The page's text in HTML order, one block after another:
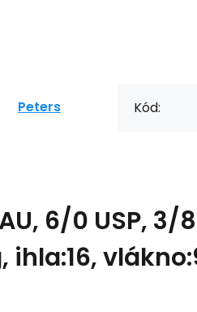
Peters Kód:
6/0 USP,
ihla:16,